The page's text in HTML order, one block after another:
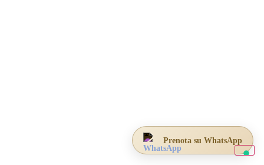
Prenota su WhatsApp